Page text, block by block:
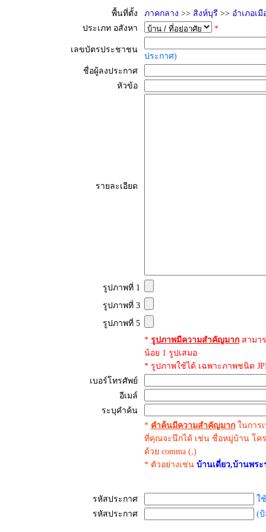
พื้นที่ตั้ง ภาคกลาง >> สิงห์บุรี >> อำเภอเมื
ประเภท อสังหา
*
เลขบัตรประชาชน
ประกาศ)
ชื่อผู้ลงประกาศ
หัวข้อ
รายละเอียด
รูปภาพที่ 1
รูปภาพที่ 3
รูปภาพที่ 5
* รูปภาพมีความสำคัญมาก สามา
น้อย 1 รูปเสมอ
* รูปภาพใช้ได้ เฉพาะภาพชนิด
เบอร์โทรศัพย์
อีเมล์
ระบุคำค้น
* คำค้นมีความสำคัญมาก ในการ
ที่คุณจะนึกได้ เช่น ชื่อหมู่บ้าน โคร
ด้วย comma (,)
* ตัวอย่างเช่น บ้านเดี่ยว,บ้านพร
รหัสประกาศ
ใ
รหัสประกาศ
(ป้